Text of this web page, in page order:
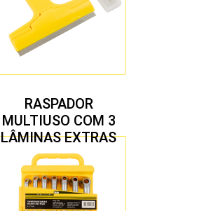
RASPADOR
MULTIUSO COM 3
LÂMINAS EXTRAS